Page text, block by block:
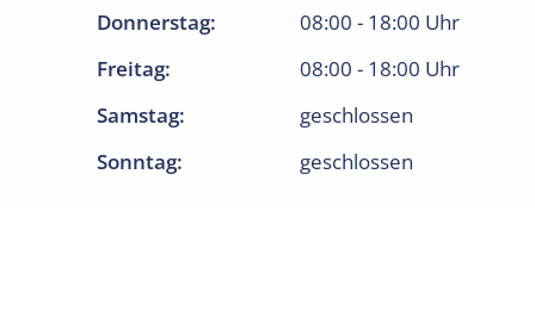
Donnerstag: 08:00 - 18:00 Uhr
Freitag: 08:00 - 18:00 Uhr
Samstag:
geschlossen
Sonntag: geschlossen